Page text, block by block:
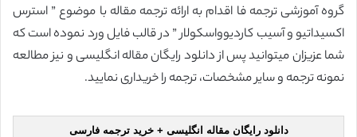
گروه آموزشی ترجمه فا اقدام به ارائه ترجمه مقاله با موضوع ” استرس
اکسیداتیو و آسیب کاردیوواسکولار ” در قالب فایل ورد نموده است که
شما عزیزان میتوانید پس از دانلود رایگان مقاله انگلیسی و نیز مطالعه
نمونه ترجمه و سایر مشخصات، ترجمه را خریداری نمایید.
دانلود رایگان مقاله انگلیسی + خرید ترجمه فارسی